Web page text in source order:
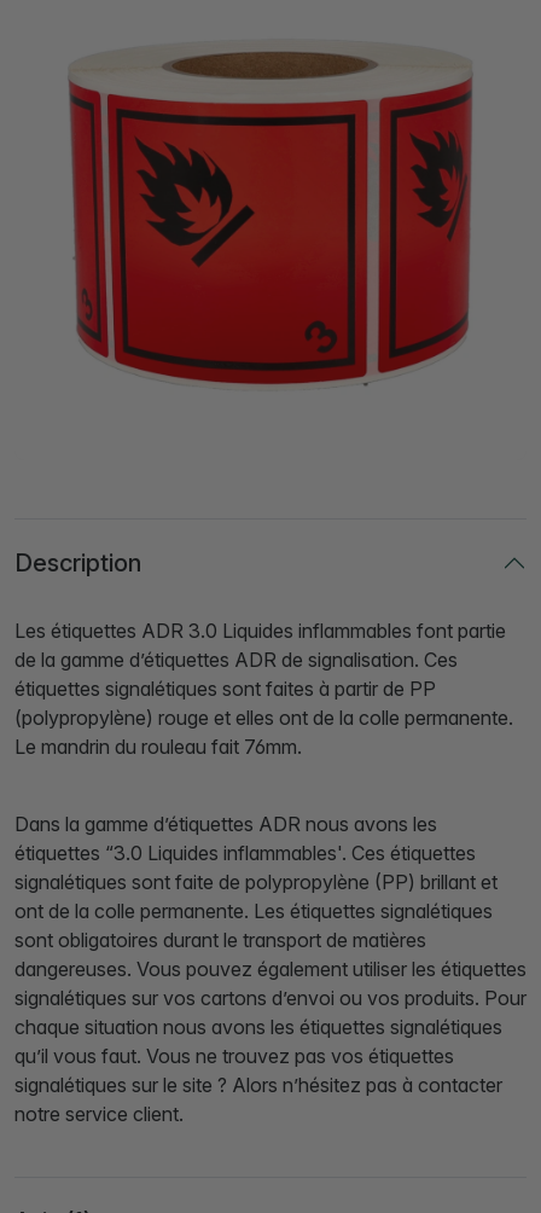
Description
Les étiquettes ADR 3.0 Liquides inflammables font partie
de la gamme d’étiquettes ADR de signalisation. Ces
étiquettes signalétiques sont faites à partir de PP
(polypropylène) rouge et elles ont de la colle permanente.
Le mandrin du rouleau fait 76mm.
Dans la gamme d’étiquettes ADR nous avons les
étiquettes “3.0 Liquides inflammables'. Ces étiquettes
signalétiques sont faite de polypropylène (PP) brillant et
ont de la colle permanente. Les étiquettes signalétiques
sont obligatoires durant le transport de matières
dangereuses. Vous pouvez également utiliser les étiquettes
signalétiques sur vos cartons d’envoi ou vos produits. Pour
chaque situation nous avons les étiquettes signalétiques
qu’il vous faut. Vous ne trouvez pas vos étiquettes
signalétiques sur le site ? Alors n’hésitez pas à contacter
notre service client.